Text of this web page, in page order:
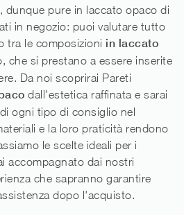
dunque pure in laccato opaco di
in negozio: puoi valutare tutto
tra le composizioni in laccato
che si prestano a essere inserite
Da noi scoprirai Pareti
dall'estetica raffinata e sarai
ogni tipo di consiglio nel
e la loro praticità rendono
le scelte ideali per i
accompagnato dai nostri
che sapranno garantire
dopo l'acquisto.